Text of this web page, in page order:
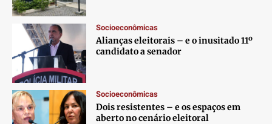
Socioeconômicas
Alianças eleitorais – e o inusitado 11º
candidato a senador
Socioeconômicas
Dois resistentes – e os espaços em
aberto no cenário eleitoral